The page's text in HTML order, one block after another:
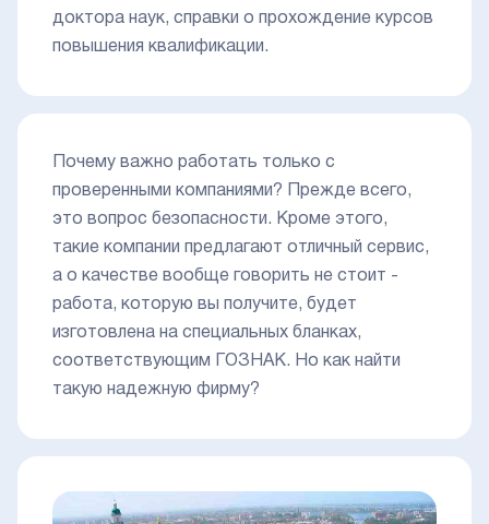
доктора наук, справки о прохождение курсов
повышения квалификации.
Почему важно работать только с
проверенными компаниями? Прежде всего,
это вопрос безопасности. Кроме этого,
такие компании предлагают отличный сервис,
а о качестве вообще говорить не стоит -
работа, которую вы получите, будет
изготовлена на специальных бланках,
соответствующим ГОЗНАК. Но как найти
такую надежную фирму?